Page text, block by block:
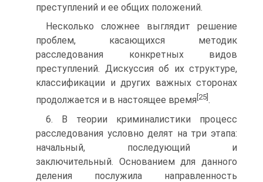
преступлений и ее общих положений.
Несколько сложнее выглядит решение
проблем, касающихся методик
расследования конкретных видов
преступлений. Дискуссия об их структуре,
классификации и других важных сторонах
продолжается и в настоящее время [25] .
6. В теории криминалистики процесс
расследования условно делят на три этапа:
начальный, последующий и
заключительный. Основанием для данного
деления послужила направленность